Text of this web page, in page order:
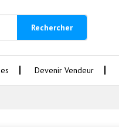
Rechercher
Devenir Vendeur